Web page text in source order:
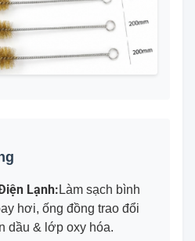
Lạnh:Làm sạch bình
hơi, ống đồng trao đổi
dầu & lớp oxy hóa.